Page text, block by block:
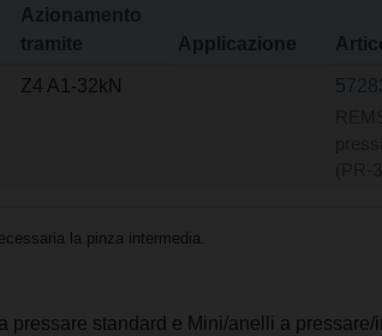
Azionamento
tramite
Applicazione
Z4 A1-32kN
la pinza intermedia.
standard e Mini/anelli a pressare/